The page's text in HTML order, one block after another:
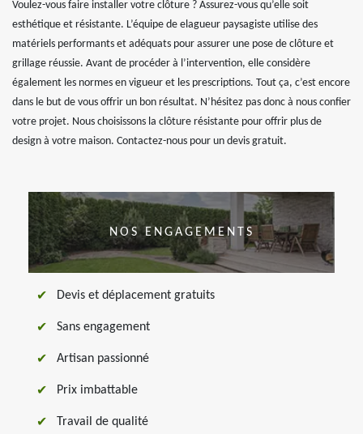
Voulez-vous faire installer votre clôture ? Assurez-vous qu’elle soit
esthétique et résistante. L’équipe de elagueur paysagiste utilise des
matériels performants et adéquats pour assurer une pose de clôture et
grillage réussie. Avant de procéder à l’intervention, elle considère
également les normes en vigueur et les prescriptions. Tout ça, c’est encore
dans le but de vous offrir un bon résultat. N’hésitez pas donc à nous confier
votre projet. Nous choisissons la clôture résistante pour offrir plus de
design à votre maison. Contactez-nous pour un devis gratuit.
NOS ENGAGEMENTS
Devis et déplacement gratuits
Sans engagement
Artisan passionné
Prix imbattable
Travail de qualité